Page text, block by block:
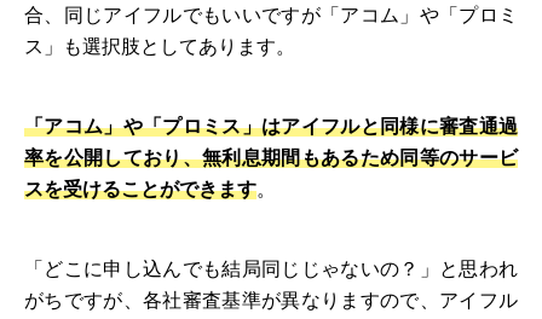
合、同じアイフルでもいいですが「アコム」や「プロミ
ス」も選択肢としてあります。
「アコム」や「プロミス」はアイフルと同様に審査通過
率を公開しており、無利息期間もあるため同等のサービ
スを受けることができます。
「どこに申し込んでも結局同じじゃないの？」と思われ
がちですが、各社審査基準が異なりますので、アイフル